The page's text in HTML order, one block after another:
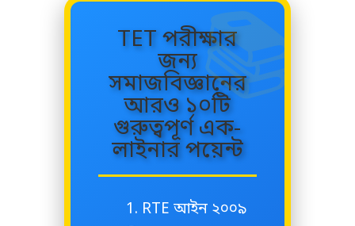
📚
TET পরীক্ষার
জন্য
সমাজবিজ্ঞানের
আরও ১০টি
গুরুত্বপূর্ণ এক-
লাইনার পয়েন্ট
RTE আইন ২০০৯